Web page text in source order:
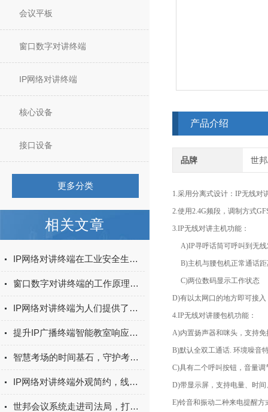
会议平板
窗口数字对讲终端
IP网络对讲终端
核心设备
接口设备
更多分类
相关文章
IP网络对讲终端在工业安全生产中的应用实践
窗口数字对讲终端的工作原理是什么？
IP网络对讲终端为人们提供了一种全新的通信方式
提升IP广播终端智能教室响应速度的关键技术
智慧考场的时间基石，守护考试公平的隐形中枢
IP网络对讲终端外观简约，线条优美
世邦会议系统走进司法局，打造智能办公空间
产品介绍
品牌 世
1.采用分离式设计：IP无线对
2.使用2.4G频段，调制方式
3.IP无线对讲主机功能：
A)IP寻呼话筒可呼叫到无
B)主机与腰包机正常通话
C)两位数码显示工作状态
D)有以太网口的地方即可接入
4.IP无线对讲腰包机功能：
A)内置扬声器和咪头，支持
B)默认全双工通话. 环境噪音
C)具有二个呼叫按钮，音量调
D)带显示屏，支持电量、时
E)铃音和振动二种来电提醒方